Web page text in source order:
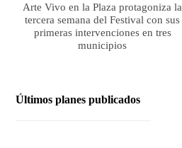
Arte Vivo en la Plaza protagoniza la
tercera semana del Festival con sus
primeras intervenciones en tres
municipios
Últimos planes publicados